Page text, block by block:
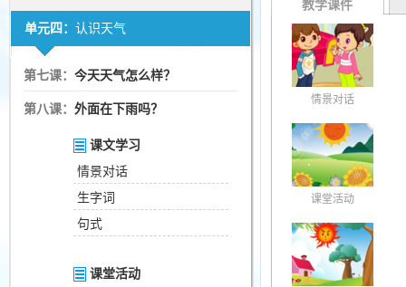
单元四： 认识天气
第七课： 今天天气怎么样？
第八课： 外面在下雨吗？
课文学习
情景对话
生字词
句式
课堂活动
教学课件
情景对话
课堂活动